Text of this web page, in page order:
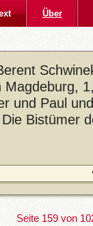
Über
und Paul
Bistümer
Seite 159 von